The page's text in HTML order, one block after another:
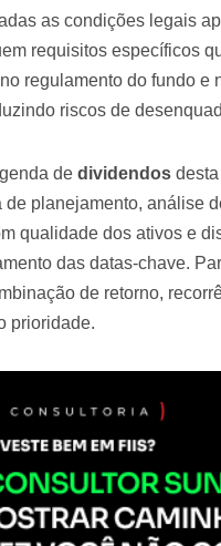
as condições legais
requisitos específicos
regulamento do fundo e
riscos de
de dividendos
de planejamento, análise
qualidade dos ativos e
das datas-chave.
de retorno,
prioridade.